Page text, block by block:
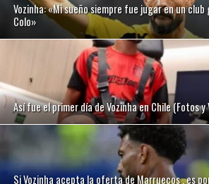
Vozinha: «Mi sueño siempre fue jugar en un
Colo»
Así fue el primer día de Vozinha en Chile (Fotos y
Si Vozinha acepta la oferta de Marruecos , es